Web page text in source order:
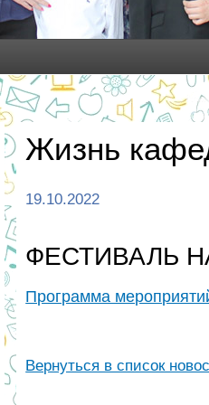
Жизнь
19.10.2022
ФЕСТИВАЛЬ
Программа
Вернуться в список